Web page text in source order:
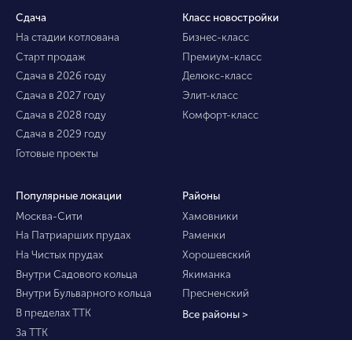
Сдача
На стадии котлована
Старт продаж
Сдача в 2026 году
Сдача в 2027 году
Сдача в 2028 году
Сдача в 2029 году
Готовые проекты
Класс новостройки
Бизнес-класс
Премиум-класс
Делюкс-класс
Элит-класс
Комфорт-класс
Популярные локации
Москва-Сити
На Патриарших прудах
На Чистых прудах
Внутри Садового кольца
Внутри Бульварного кольца
В пределах ТТК
За ТТК
Районы
Хамовники
Раменки
Хорошевский
Якиманка
Пресненский
Все районы >